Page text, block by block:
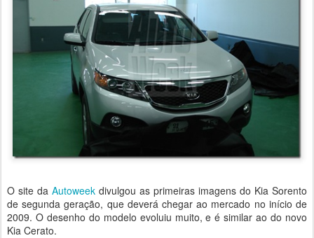
O site da Autoweek divulgou as primeiras imagens do Kia Sorento
de segunda geração, que deverá chegar ao mercado no início de
2009. O desenho do modelo evoluiu muito, e é similar ao do novo
Kia Cerato.